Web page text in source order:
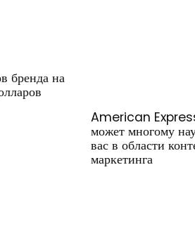
бренда на
American
может многому
вас в области
маркетинга